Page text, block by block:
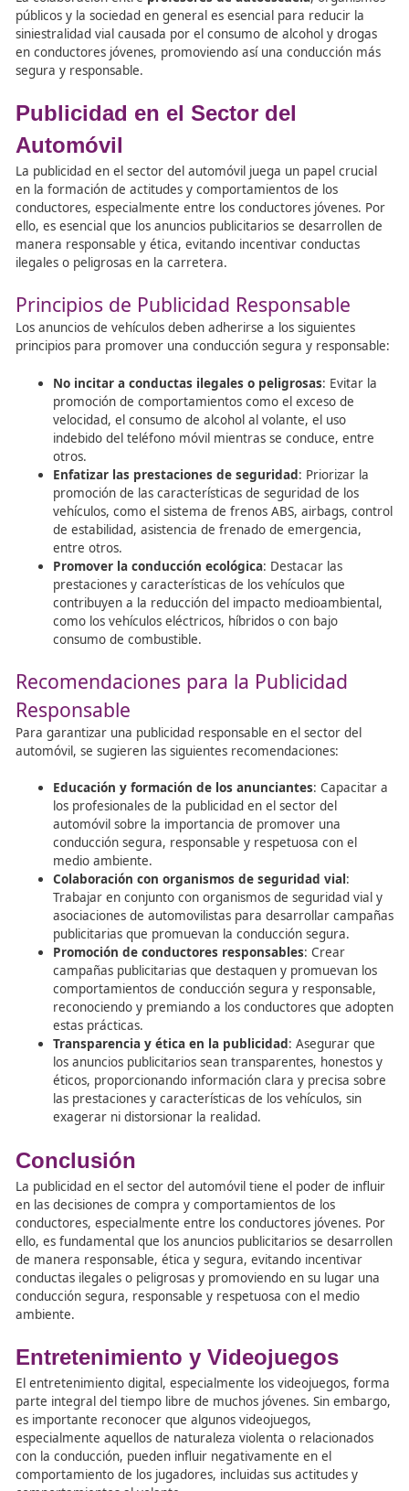
tráfico, educadores, investigadores, entre otros.
medidas incluyen:
Controles en carretera de alcohol y drogas
Establecimiento de una edad mínima para
una edad legal para la compra y consumo de
alcohólicas.
Impuestos del alcohol: Imponer impuestos
las bebidas alcohólicas para reducir su consumo.
Restricciones publicitarias de bebidas
Limitar la publicidad de bebidas alcohólicas para
su consumo entre los jóvenes.
bebidas alcohólicas: Incorporar advertencias
efectos del alcohol en la salud y la seguridad vial.
Control Social Informal
control social informaldel comportamiento es
el entorno personal de cada individuo, como padres,
pareja. Algunas de las medidas incluyen:
Eliminar iniciativas que inciten al consumo de
en bares (“happy hours”): Reducir las
incentiven el consumo excesivo de alcohol.
Sistema de “conductores designados”:
persona que se abstenga de beber alcohol para
en caso de asistir a eventos donde se consuma
Los bares podrían apoyar esta iniciativa
bebidas no alcohólicas gratuitas a estos
Aplicaciones móviles que analizan el aliento
Desarrollar aplicaciones que midan el nivel de
alcoholemia en el aire espirado para concienciar
conductores sobre su estado de sobriedad.
Entorno del conductor joven: Fomentar un
social que desapruebe la combinación de
alcohol o drogas con la conducción.
Conclusiones
De este tema se extraen las siguientes conclusiones
Limitar el acceso de los jóvenes al alcohol:
Implementar medidas para restringir el acceso
jóvenes al alcohol, como la regulación de la venta
consumo.
Realizar controles de alcohol y drogas en
aplicando la Ley de forma severa
y sanciones para desincentivar el consumo de
drogas al volante.
Desarrollar campañas publicitarias: Crear
concienciación sobre los efectos negativos del
Anunciar los peligros
conducir bajo los efectos del alcohol y las drogas
lugares frecuentados por los jóvenes, como
estudios, discotecas e internet.
Formar a las personas que venden o sirven
Capacitar al personal de establecimientos para
venta de alcohol a menores y su consumo
Desarrollar programas dirigidos a los jóvenes
sobre los riesgos del consumo de alcohol y
conducción.
Poner a disposición alternativas de transporte
Ofrecer opciones de transporte seguro para los
en zonas de ocio nocturno, como taxis, autobuses
nocturnos o servicios de conductor designado.